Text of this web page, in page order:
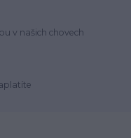
v našich chovech